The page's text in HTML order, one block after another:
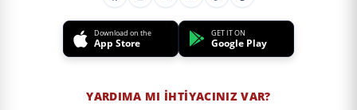
Download on the
App Store
GET IT ON
Google Play
YARDIMA MI İHTIYACINIZ VAR?